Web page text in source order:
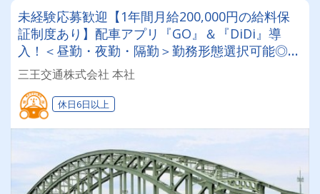
未経験応募歓迎【1年間月給200,000円の給料保
証制度あり】配車アプリ『GO』＆『DiDi』導
入！＜昼勤・夜勤・隔勤＞勤務形態選択可能◎女
性ドライバー応援企業☆ママさんも歓迎！
三王交通株式会社 本社
休日6日以上